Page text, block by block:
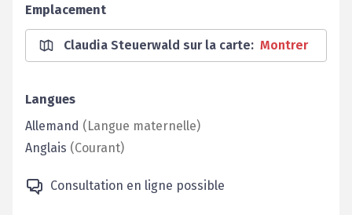
Emplacement
Claudia Steuerwald sur la carte: Montrer
Langues
Allemand (Langue maternelle)
Anglais (Courant)
Consultation en ligne possible